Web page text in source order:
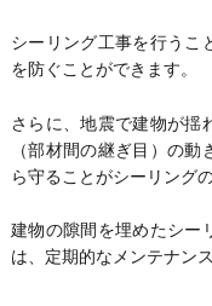
シーリング工事を行うこ
を防ぐことができます。
さらに、地震で建物が揺
（部材間の継ぎ目）の
ら守ることがシーリング
建物の隙間を埋めたシー
は、定期的なメンテナン